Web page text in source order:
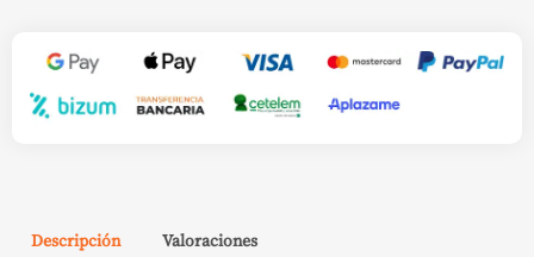
Descripción Valoraciones